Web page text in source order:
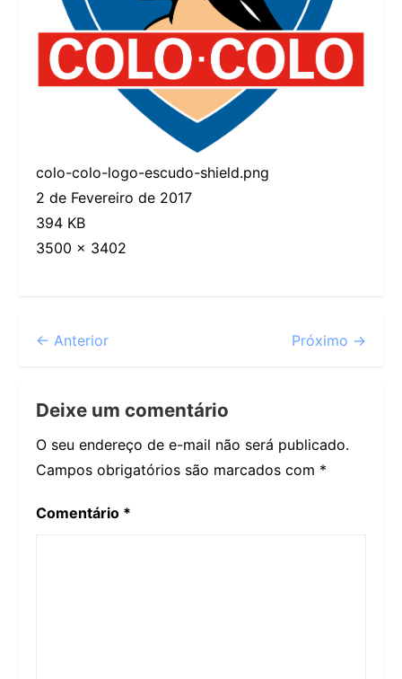
colo-colo-logo-escudo-shield.png
2 de Fevereiro de 2017
394 KB
3500 × 3402
← Anterior Próximo →
Deixe um comentário
O seu endereço de e-mail não será publicado.
Campos obrigatórios são marcados com *
Comentário *